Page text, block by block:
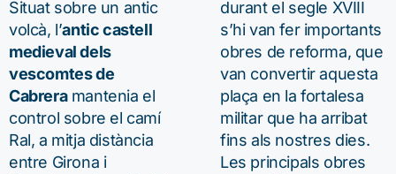
Situat sobre un antic
volcà, l’antic castell
medieval dels
vescomtes de
Cabreramantenia el
control sobre el camí
Ral, a mitja distància
entre Girona i
durant el segle XVIII
s’hi van fer importants
obres de reforma, que
van convertir aquesta
plaça en la fortalesa
militar que ha arribat
fins als nostres dies.
Les principals obres